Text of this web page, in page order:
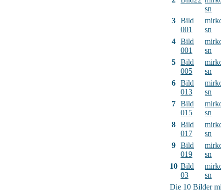
sn
3 Bild
001
sn
4 Bild
001
sn
5 Bild
005
sn
6 Bild
013
sn
7 Bild
015
sn
8 Bild
017
sn
9 Bild
019
sn
10 Bild
03
sn
Die 10 Bilder